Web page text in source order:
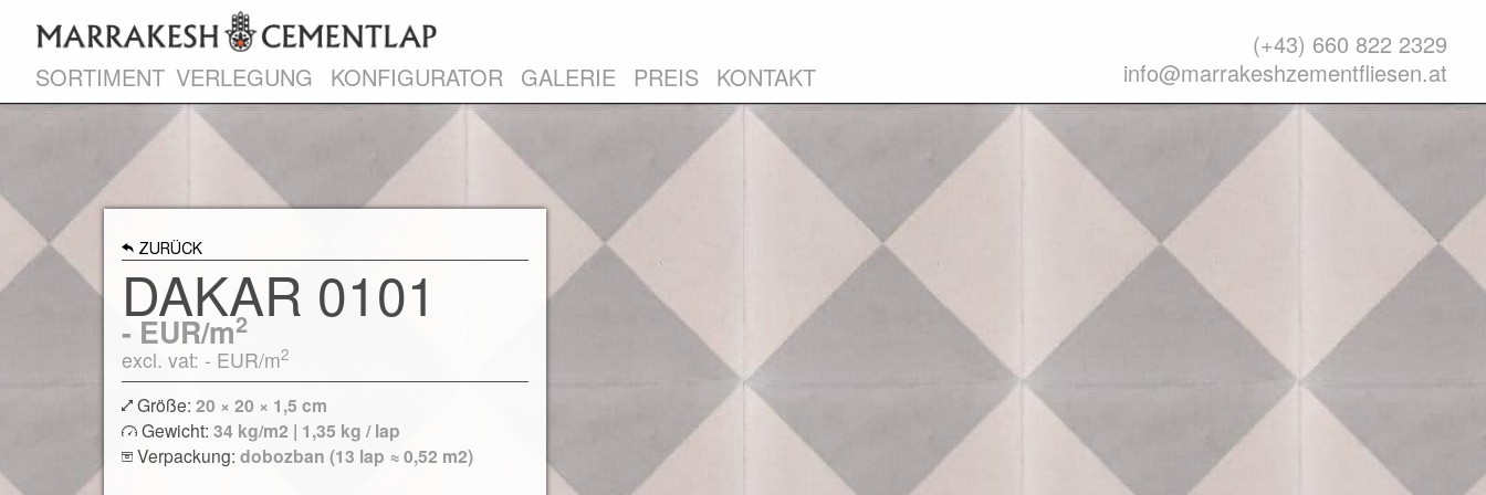
SORTIMENT VERLEGUNG KONFIGURATOR GALERIE PREIS KONTAKT
(+43) 660 822 2329
info@marrakeshzementfliesen.at
ZURÜCK
DAKAR 0101
- EUR/m2
excl. vat: - EUR/m2
Größe:20 × 20 × 1,5 cm
Gewicht:34 kg/m2 | 1,35 kg / lap
Verpackung:dobozban (13 lap ≈ 0,52 m2)